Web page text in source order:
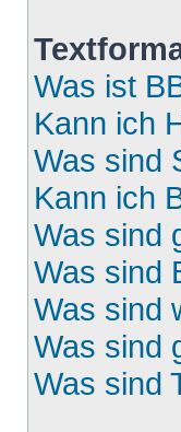
Was ist
Kann ich
Was sind
Kann ich
Was sind
Was sind
Was sind
Was sind
Was sind